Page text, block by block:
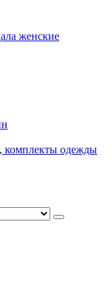
женские
одежды